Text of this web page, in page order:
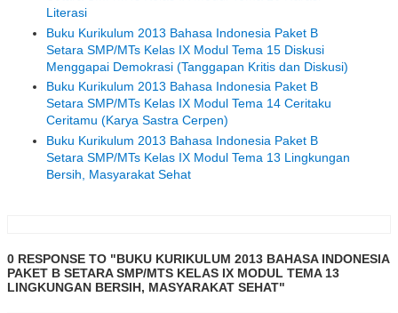
Literasi
Buku Kurikulum 2013 Bahasa Indonesia Paket B
Setara SMP/MTs Kelas IX Modul Tema 15 Diskusi
Menggapai Demokrasi (Tanggapan Kritis dan Diskusi)
Buku Kurikulum 2013 Bahasa Indonesia Paket B
Setara SMP/MTs Kelas IX Modul Tema 14 Ceritaku
Ceritamu (Karya Sastra Cerpen)
Buku Kurikulum 2013 Bahasa Indonesia Paket B
Setara SMP/MTs Kelas IX Modul Tema 13 Lingkungan
Bersih, Masyarakat Sehat
0 RESPONSE TO "BUKU KURIKULUM 2013 BAHASA INDONESIA
PAKET B SETARA SMP/MTS KELAS IX MODUL TEMA 13
LINGKUNGAN BERSIH, MASYARAKAT SEHAT"